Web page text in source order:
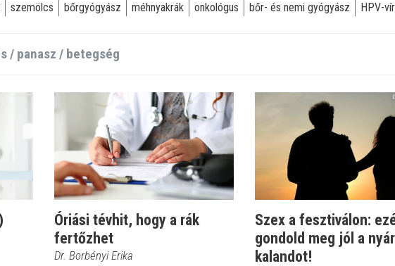
szemölcs bőrgyógyász méhnyakrák onkológus bőr- és nemi gyógyász HPV-
Óriási tévhit, hogy a rák
fertőzhet
Dr. Borbényi Erika
Szex a fesztiválon:
gondold meg jól a
kalandot!